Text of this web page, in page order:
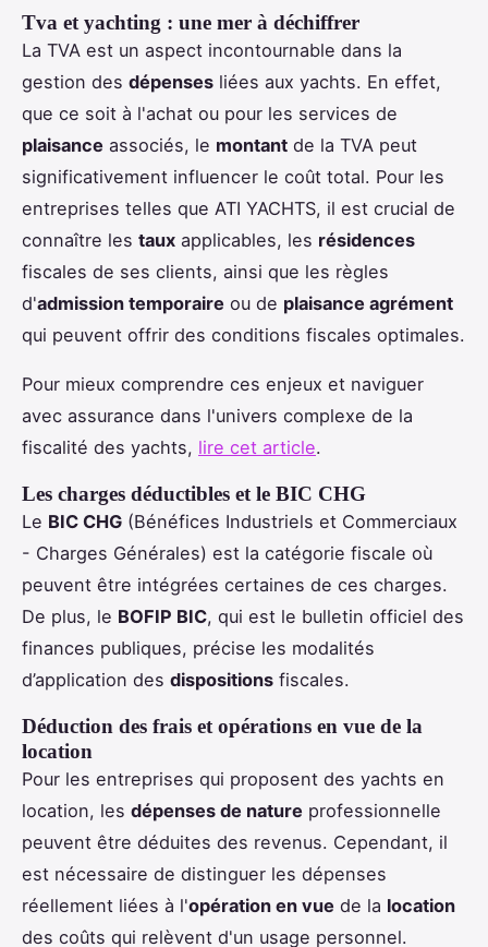
Tva et yachting : une mer à déchiffrer
La TVA est un aspect incontournable dans la
gestion des dépenses liées aux yachts. En effet,
que ce soit à l'achat ou pour les services de
plaisance associés, le montant de la TVA peut
significativement influencer le coût total. Pour les
entreprises telles que ATI YACHTS, il est crucial de
connaître les taux applicables, les résidences
fiscales de ses clients, ainsi que les règles
d'admission temporaire ou de plaisance agrément
qui peuvent offrir des conditions fiscales optimales.
Pour mieux comprendre ces enjeux et naviguer
avec assurance dans l'univers complexe de la
fiscalité des yachts, lire cet article.
Les charges déductibles et le BIC CHG
Le BIC CHG (Bénéfices Industriels et Commerciaux
- Charges Générales) est la catégorie fiscale où
peuvent être intégrées certaines de ces charges.
De plus, le BOFIP BIC, qui est le bulletin officiel des
finances publiques, précise les modalités
d’application des dispositions fiscales.
Déduction des frais et opérations en vue de la
location
Pour les entreprises qui proposent des yachts en
location, les dépenses de nature professionnelle
peuvent être déduites des revenus. Cependant, il
est nécessaire de distinguer les dépenses
réellement liées à l'opération en vue de la location
des coûts qui relèvent d'un usage personnel.